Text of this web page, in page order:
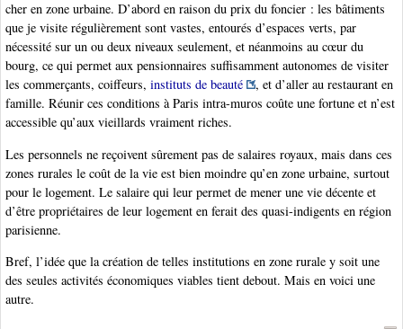
cher en zone urbaine. D’abord en raison du prix du foncier : les bâtiments
que je visite régulièrement sont vastes, entourés d’espaces verts, par
nécessité sur un ou deux niveaux seulement, et néanmoins au cœur du
bourg, ce qui permet aux pensionnaires suffisamment autonomes de visiter
les commerçants, coiffeurs, instituts de beauté
, et d’aller au restaurant en
famille. Réunir ces conditions à Paris intra-muros coûte une fortune et n’est
accessible qu’aux vieillards vraiment riches.
Les personnels ne reçoivent sûrement pas de salaires royaux, mais dans ces
zones rurales le coût de la vie est bien moindre qu’en zone urbaine, surtout
pour le logement. Le salaire qui leur permet de mener une vie décente et
d’être propriétaires de leur logement en ferait des quasi-indigents en région
parisienne.
Bref, l’idée que la création de telles institutions en zone rurale y soit une
des seules activités économiques viables tient debout. Mais en voici une
autre.